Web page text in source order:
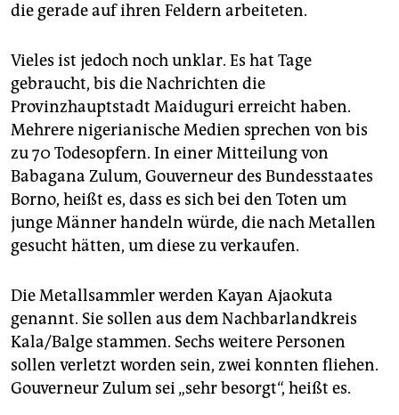
die gerade auf ihren Feldern arbeiteten.
Vieles ist jedoch noch unklar. Es hat Tage
gebraucht, bis die Nachrichten die
Provinzhauptstadt Maiduguri erreicht haben.
Mehrere nigerianische Medien sprechen von bis
zu 70 Todesopfern. In einer Mitteilung von
Babagana Zulum, Gouverneur des Bundesstaates
Borno, heißt es, dass es sich bei den Toten um
junge Männer handeln würde, die nach Metallen
gesucht hätten, um diese zu verkaufen.
Die Metallsammler werden Kayan Ajaokuta
genannt. Sie sollen aus dem Nachbarlandkreis
Kala/Balge stammen. Sechs weitere Personen
sollen verletzt worden sein, zwei konnten fliehen.
Gouverneur Zulum sei „sehr besorgt“, heißt es.